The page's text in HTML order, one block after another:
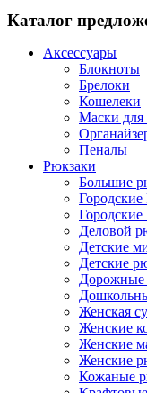
Каталог
Аксессуары
Блокноты
Брелоки
Кошелеки
Маски для
Пеналы
Рюкзаки
Большие
Деловой
Детские
Детские
Дорожные
Женская
Женские
Женские
Женские
Кожаные